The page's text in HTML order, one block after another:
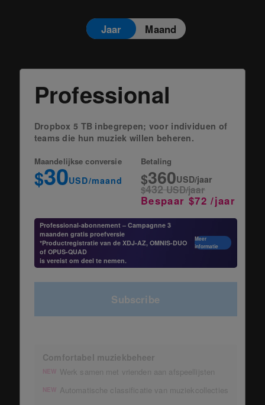
Jaar Maand
Professional
Dropbox 5 TB inbegrepen; voor individuen of
teams die hun muziek willen beheren.
Maandelijkse conversie
$30USD/maand
Betaling
$360USD/jaar
$432USD/jaar
Bespaar $72 /jaar
Professional-abonnement – Campagnne 3
maanden gratis proefversie
*Productregistratie van de XDJ-AZ, OMNIS-DUO
of OPUS-QUAD
is vereist om deel te nemen.
Meer
informatie
Subscribe
Comfortabel muziekbeheer
NEW Werk samen met vrienden aan afspeellijsten
NEW Automatische classificatie van muziekcollecties